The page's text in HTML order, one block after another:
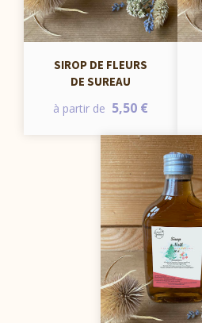
SIROP DE FLEURS
DE SUREAU
à partir de 5,50 €